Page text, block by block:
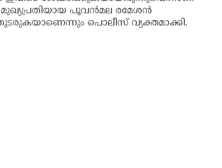
മുഖ്യപ്രതിയായ പൂവൻമല രമേശൻ
തുടരുകയാണെന്നും പൊലീസ് വ്യക്തമാക്കി.